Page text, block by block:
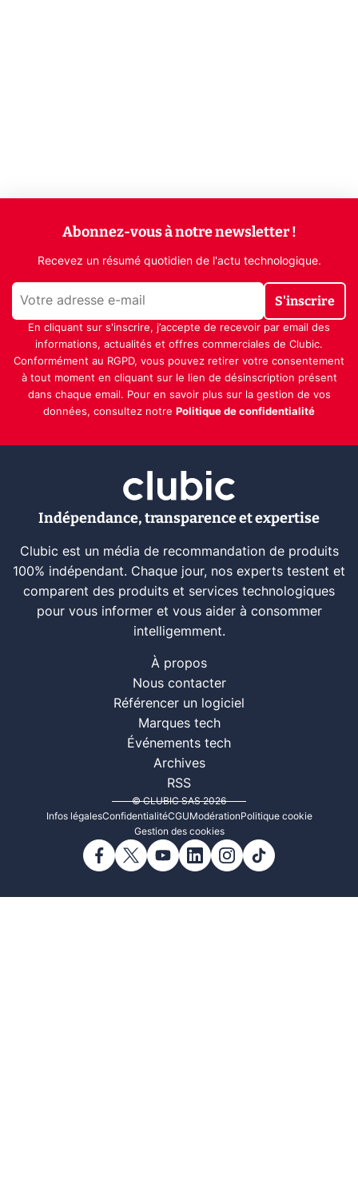
Abonnez-vous à notre newsletter !
Recevez un résumé quotidien de l'actu technologique.
S'inscrire
En cliquant sur s'inscrire, j’accepte de recevoir par email des
informations, actualités et offres commerciales de Clubic.
Conformément au RGPD, vous pouvez retirer votre consentement
à tout moment en cliquant sur le lien de désinscription présent
dans chaque email. Pour en savoir plus sur la gestion de vos
données, consultez notre Politique de confidentialité
Indépendance, transparence et expertise
Clubic est un média de recommandation de produits
100% indépendant. Chaque jour, nos experts testent et
comparent des produits et services technologiques
pour vous informer et vous aider à consommer
intelligemment.
À propos
Nous contacter
Référencer un logiciel
Marques tech
Événements tech
Archives
RSS
© CLUBIC SAS 2026
Infos légalesConfidentialitéCGUModérationPolitique cookie
Gestion des cookies